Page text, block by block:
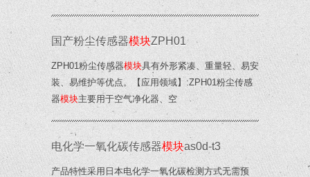
国产粉尘传感器模块ZPH01
ZPH01粉尘传感器模块具有外形紧凑、重量轻、易安
装、易维护等优点。【应用领域】:ZPH01粉尘传感
器模块主要用于空气净化器、空
电化学一氧化碳传感器模块as0d-t3
产品特性采用日本电化学一氧化碳检测方式无需预